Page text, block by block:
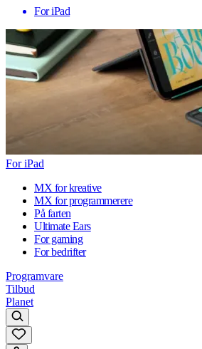
For iPad
For iPad
MX for kreative
MX for programmerere
På farten
Ultimate Ears
For gaming
For bedrifter
Programvare
Tilbud
Planet